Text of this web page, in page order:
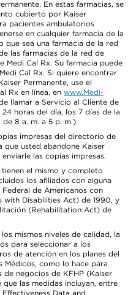
En estas farmacias, se
cubierto por Kaiser
pacientes ambulatorios
en cualquier farmacia de la
que sea una farmacia de la red
las farmacias de la red de
Medi Cal Rx. Su farmacia puede
Cal Rx. Si quiere encontrar
Permanente, use el
Rx en línea, en www.Medi-
llamar a Servicio al Cliente de
horas del día, los 7 días de la
de 8 a. m. a 5 p. m.).
impresas del directorio de
que usted abandone Kaiser
las copias impresas.
el mismo y completo
los afiliados con alguna
de Americanos con
with Disabilities Act) de 1990, y
(Rehabilitation Act) de
mismos niveles de calidad, la
para seleccionar a los
de atención en los planes del
Médicos, como lo hace para
negocios de KFHP (Kaiser
las medidas incluyan, entre
Data and